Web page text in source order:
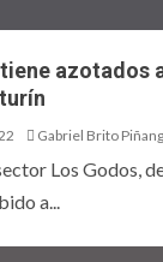
azotados
Gabriel Brito
Los Godos,
a...